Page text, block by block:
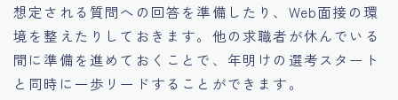
想定される質問への回答を準備したり、Web面接の環
境を整えたりしておきます。他の求職者が休んでいる
間に準備を進めておくことで、年明けの選考スタート
と同時に一歩リードすることができます。